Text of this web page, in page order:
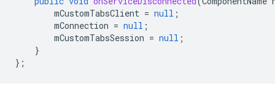
mCustomTabsClient = null ;
mConnection = null ;
mCustomTabsSession = null ;
}
};